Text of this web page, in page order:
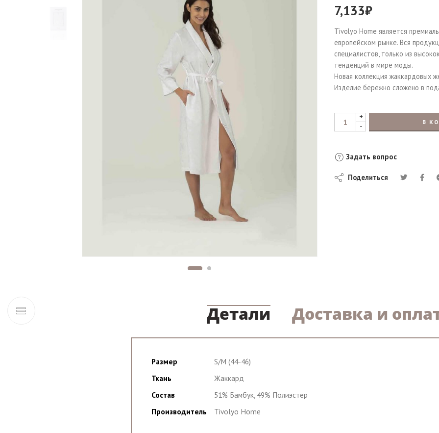
7,133₽
Tivolyo Home является
европейском рынке. Вся
специалистов, только из
тенденций в мире моды.
Новая коллекция жаккардовых
Изделие бережно сложено в
+
-
В
Задать вопрос
Поделиться
Детали Доставка и
Размер
S/М (44-46)
Ткань
Жаккард
Состав
51% Бамбук, 49% Полиэстер
Производитель
Tivolyo Home